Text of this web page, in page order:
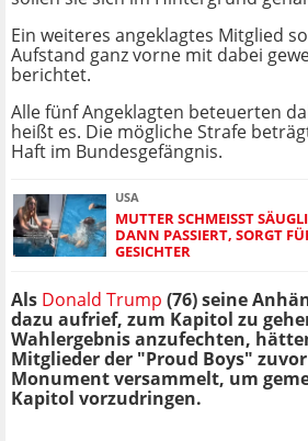
Ein weiteres angeklagtes Mitglied
Aufstand ganz vorne mit dabei
berichtet.
Alle fünf Angeklagten beteuerten
heißt es. Die mögliche Strafe
Haft im Bundesgefängnis.
USA
MUTTER SCHMEISST
ANN PASSIERT, SORGT FÜR
ESICHTER
Als Donald Trump (76) seine
dazu aufrief, zum Kapitol zu
Wahlergebnisanzufechten,
Mitglieder der "Proud Boys"
Monument versammelt, um
Kapitol vorzudringen.